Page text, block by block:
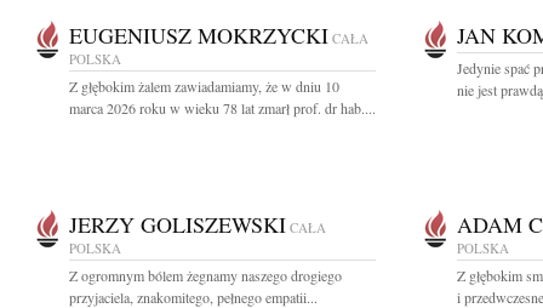
EUGENIUSZ MOKRZYCKI CAŁA
POLSKA
Z głębokim żalem zawiadamiamy, że w dniu 10
marca 2026 roku w wieku 78 lat zmarł prof. dr hab....
JAN
Jedynie spać
nie jest
JERZY GOLISZEWSKI CAŁA
POLSKA
Z ogromnym bólem żegnamy naszego drogiego
przyjaciela, znakomitego, pełnego empatii...
ADAM
POLSKA
Z głębokim
i